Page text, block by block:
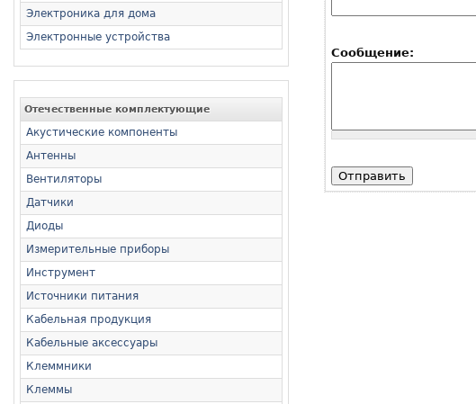
Электроника для дома
Электронные устройства
Отечественные комплектующие
Акустические компоненты
Антенны
Вентиляторы
Датчики
Диоды
Измерительные приборы
Инструмент
Источники питания
Кабельная продукция
Кабельные аксессуары
Клеммники
Клеммы
Сообщение: